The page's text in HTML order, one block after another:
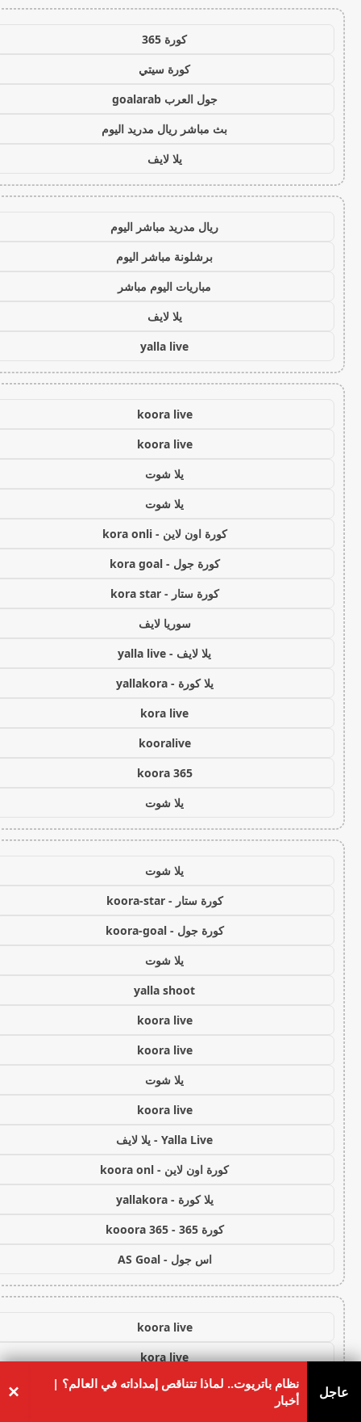
كورة 365
كورة سيتي
جول العرب goalarab
بث مباشر ريال مدريد اليوم
يلا لايف
ريال مدريد مباشر اليوم
برشلونة مباشر اليوم
مباريات اليوم مباشر
يلا لايف
yalla live
koora live
koora live
يلا شوت
يلا شوت
كورة اون لاين - kora onli
كورة جول - kora goal
كورة ستار - kora star
سوريا لايف
يلا لايف - yalla live
يلا كورة - yallakora
kora live
kooralive
koora 365
يلا شوت
يلا شوت
كورة ستار - koora-star
كورة جول - koora-goal
يلا شوت
yalla shoot
koora live
koora live
يلا شوت
koora live
Yalla Live - يلا لايف
كورة اون لاين - koora onl
يلا كورة - yallakora
كورة 365 - kooora 365
اس جول - AS Goal
koora live
kora live
كورة لايف
عاجل
نظام باتريوت.. لماذا تتناقص إمداداته في العالم؟ |
أخبار
×